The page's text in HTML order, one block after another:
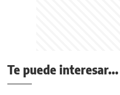
Te puede interesar...